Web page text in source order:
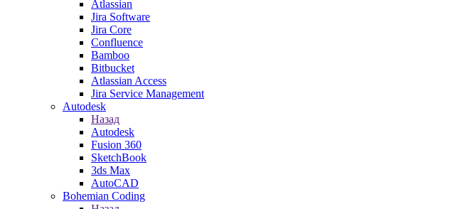
Atlassian
Jira Software
Jira Core
Confluence
Bamboo
Bitbucket
Atlassian Access
Jira Service Management
Autodesk
Назад
Autodesk
Fusion 360
SketchBook
3ds Max
AutoCAD
Bohemian Coding